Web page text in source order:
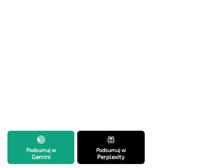
Podsumuj w
Gemini
Podsumuj w
Perplexity